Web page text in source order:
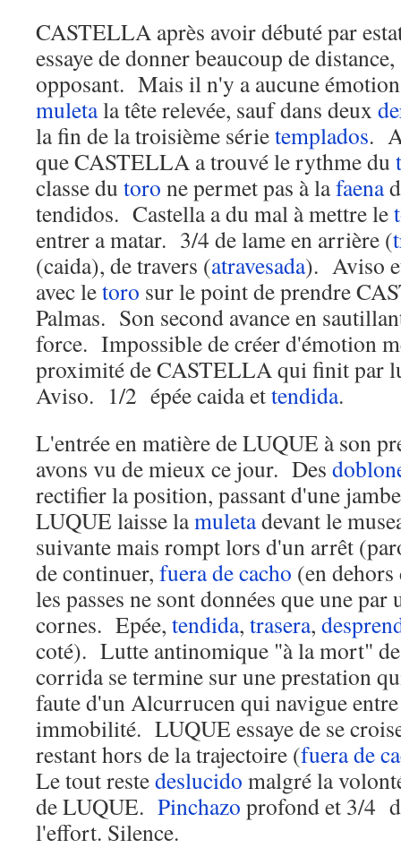
CASTELLA après avoir débuté par
essaye de donner beaucoup de
opposant. Mais il n'y a aucune
muletala tête relevée, sauf dans deux
la fin de la troisième sérietemplados.
que CASTELLA a trouvé le rythme du
classe du toro ne permet pas à lafaena
tendidos. Castella a du mal à mettre le
entrer a matar. 3/4 de lame en arrière (
(caida), de travers (atravesada). Aviso
avec letoro sur le point de prendre
Palmas. Son second avance en
force. Impossible de créer d'émotion
proximité de CASTELLA qui finit par
Aviso. 1/2 épée caida ettendida.
L'entrée en matière de LUQUE à son
avons vu de mieux ce jour. Des
rectifier la position, passant d'une
LUQUE laisse lamuletadevant le
suivante mais rompt lors d'un arrêt
de continuer, fuera de cacho (en
les passes ne sont données que une par
cornes. Epée, tendida, trasera,
coté). Lutte antinomique "à la mort"
corrida se termine sur une prestation
faute d'un Alcurrucen qui navigue
immobilité. LUQUE essaye de se
restant hors de la trajectoire (fuera de
Le tout restedeslucido malgré la
de LUQUE. Pinchazo profond et 3/4
l'effort. Silence.